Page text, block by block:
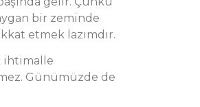
bir zeminde
etmek lazımdır.
ihtimalle
Günümüzde de